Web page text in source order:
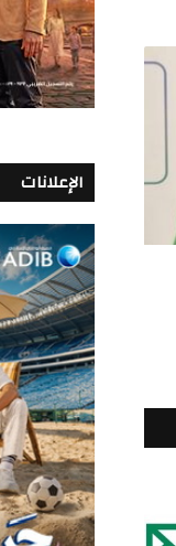
الإعلانات